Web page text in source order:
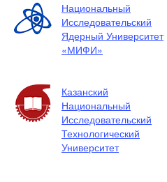
Национальный
Исследовательский
Ядерный Университет
«МИФИ»
Казанский
Национальный
Исследовательский
Технологический
Университет